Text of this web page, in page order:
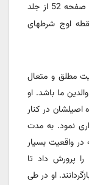
همین خاطر والدین راستین در صفحه 52 از جلد
اوج شرطهای
مطلق و متعال
ما باشد. او
اصیلشان در کنار
نمود. به مدت
واقعیت بسیار
پرورش داد تا
او در طی